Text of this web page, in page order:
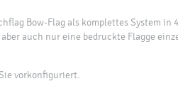
Bow-Flag als komplettes System
auch nur eine bedruckte Flagge
vorkonfiguriert.